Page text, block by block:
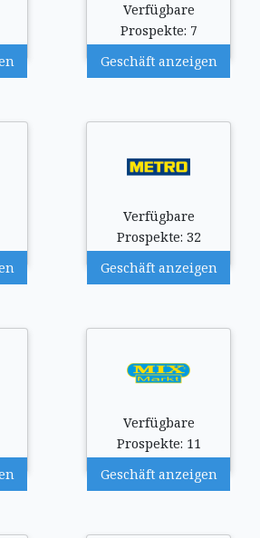
Verfügbare
Prospekte: 7
Geschäft anzeigen
Verfügbare
Prospekte: 32
Geschäft anzeigen
Verfügbare
Prospekte: 11
Geschäft anzeigen